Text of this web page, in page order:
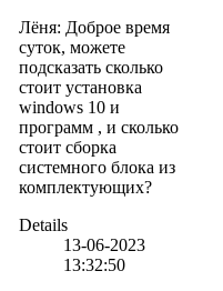
Лёня: Доброе время
суток, можете
подсказать сколько
стоит установка
windows 10 и
программ , и сколько
стоит сборка
системного блока из
комплектующих?
Details
13-06-2023
13:32:50